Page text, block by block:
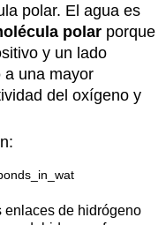
polar. El agua es
polar porque
y un lado
a una mayor
del oxígeno y
enlaces de hidrógeno